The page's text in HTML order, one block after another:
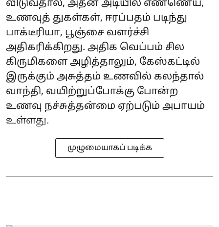
விடுவதால், அதன் அடியில் எண்ணெய்,
உணவுத் துகள்கள், ஈரப்பதம் படிந்து
பாக்டீரியா, பூஞ்சை வளர்ச்சி
அதிகரிக்கிறது. அதிக வெப்பம் சில
கிருமிகளை அழித்தாலும், கேஸ்கட்டில்
இருக்கும் அசுத்தம் உணவில் கலந்தால்
வாந்தி, வயிற்றுப்போக்கு போன்ற
உணவு நச்சுத்தன்மை ஏற்படும் அபாயம்
உள்ளது.
முழுமையாகப் படிக்க